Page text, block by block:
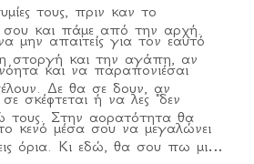
τους, πριν καν το
μην απαιτείς για τον εαυτό
και να παραπονιέσαι
σκέφτεται ή να λες "δεν
κενό μέσα σου να μεγαλώνει
και πάμε από την αρχή.
στοργή και την αγάπη, αν
Δε θα σε δουν, αν
τους. Στην αορατότητα θα
όρια. Κι εδώ, θα σου πω μια